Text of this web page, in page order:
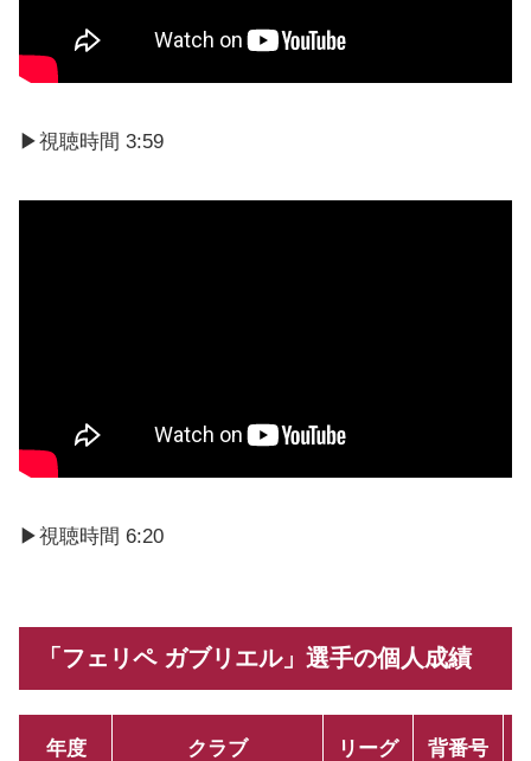
▶︎視聴時間 3:59
▶︎視聴時間 6:20
「フェリペ ガブリエル」選手の個人成績
年度 クラブ リーグ 背番号